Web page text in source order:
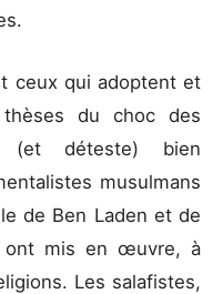
ceux qui adoptent et
thèses du choc des
(et déteste) bien
musulmans
de Ben Laden et de
ont mis en œuvre, à
Les salafistes,